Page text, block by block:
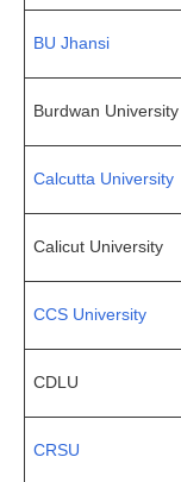
BU Jhansi
Burdwan University
Calcutta University
Calicut University
CCS University
CDLU
CRSU